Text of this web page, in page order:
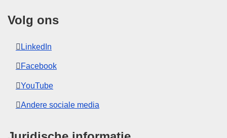
Volg ons
LinkedIn
Facebook
YouTube
Andere sociale media